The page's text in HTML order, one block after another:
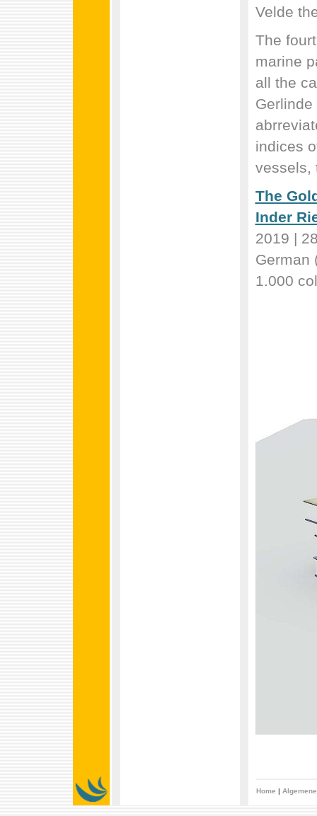
Velde
The
marine
all the
indices
vessels,
The
Inder
2019 |
German
1.000
Home |